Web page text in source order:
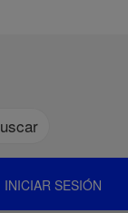
INICIAR SESIÓN